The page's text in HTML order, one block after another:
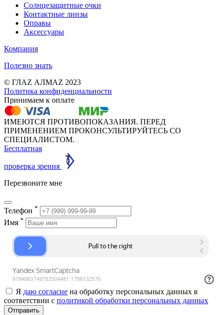
Солнцезащитные очки
Контактные линзы
Оправы
Аксессуары
Компания
Полезно знать
© ГЛАZ АЛМАZ 2023
Политика конфиденциальности
Принимаем к оплате
ИМЕЮТСЯ ПРОТИВОПОКАЗАНИЯ. ПЕРЕД
ПРИМЕНЕНИЕМ ПРОКОНСУЛЬТИРУЙТЕСЬ СО
СПЕЦИАЛИСТОМ.
Бесплатная
проверка зрения
Перезвоните мне
Телефон *
Имя *
Я даю согласие на обработку персональных данных в
соответствии с политикой обработки персональных данных
Отправить